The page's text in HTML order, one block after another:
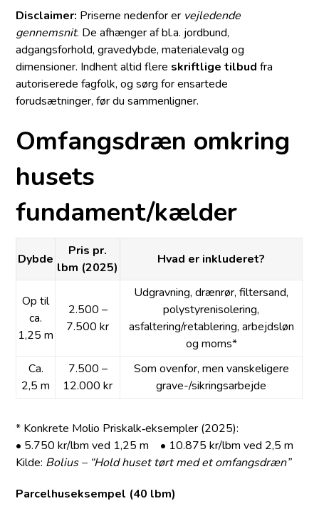
Disclaimer: Priserne nedenfor er vejledende
gennemsnit. De afhænger af bl.a. jordbund,
adgangsforhold, grave­dybde, materialevalg og
dimensioner. Indhent altid flere skriftlige tilbud fra
autoriserede fagfolk, og sørg for ensartede
forudsætninger, før du sammenligner.
Omfangsdræn omkring
husets
fundament/kælder
Dybde
Pris pr.
lbm (2025)
Hvad er inkluderet?
Op til
ca.
1,25 m
2.500 –
7.500 kr
Udgravning, drænrør, filtersand,
polystyren­isolering,
asfaltering/retablering, arbejdsløn
og moms*
Ca.
2,5 m
7.500 –
12.000 kr
Som ovenfor, men vanskeligere
grave-/sikringsarbejde
* Konkrete Molio Priskalk‐eksempler (2025):
• 5.750 kr/lbm ved 1,25 m • 10.875 kr/lbm ved 2,5 m
Kilde: Bolius – “Hold huset tørt med et omfangsdræn”
Parcelhuseksempel (40 lbm)